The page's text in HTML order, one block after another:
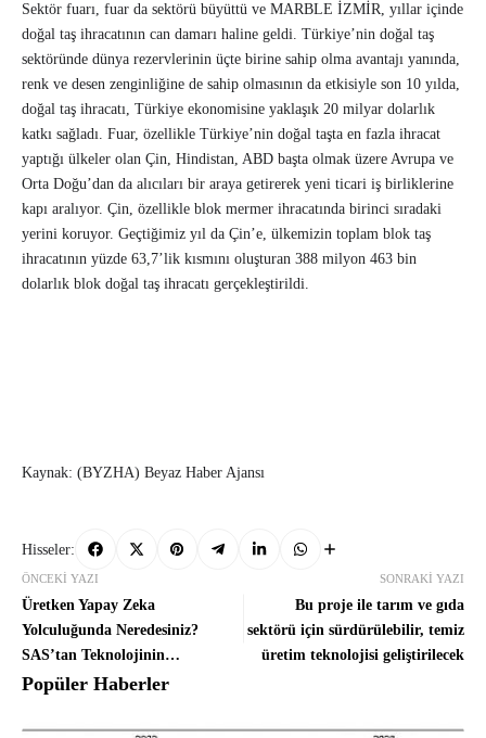
Sektör fuarı, fuar da sektörü büyüttü ve MARBLE İZMİR, yıllar içinde
doğal taş ihracatının can damarı haline geldi. Türkiye’nin doğal taş
sektöründe dünya rezervlerinin üçte birine sahip olma avantajı yanında,
renk ve desen zenginliğine de sahip olmasının da etkisiyle son 10 yılda,
doğal taş ihracatı, Türkiye ekonomisine yaklaşık 20 milyar dolarlık
katkı sağladı. Fuar, özellikle Türkiye’nin doğal taşta en fazla ihracat
yaptığı ülkeler olan Çin, Hindistan, ABD başta olmak üzere Avrupa ve
Orta Doğu’dan da alıcıları bir araya getirerek yeni ticari iş birliklerine
kapı aralıyor. Çin, özellikle blok mermer ihracatında birinci sıradaki
yerini koruyor. Geçtiğimiz yıl da Çin’e, ülkemizin toplam blok taş
ihracatının yüzde 63,7’lik kısmını oluşturan 388 milyon 463 bin
dolarlık blok doğal taş ihracatı gerçekleştirildi.
Kaynak: (BYZHA) Beyaz Haber Ajansı
Hisseler:
ÖNCEKI YAZI
Üretken Yapay Zeka
Yolculuğunda Neredesiniz?
SAS’tan Teknolojinin
Potansiyelini Açığa Çıkaran Yeni
SONRAKI YAZI
Bu proje ile tarım ve gıda
sektörü için sürdürülebilir, temiz
üretim teknolojisi geliştirilecek
Popüler Haberler